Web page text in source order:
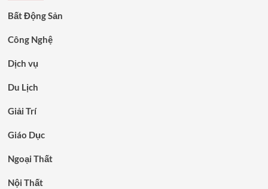
Bất Động Sản
Công Nghệ
Dịch vụ
Du Lịch
Giải Trí
Giáo Dục
Ngoại Thất
Nội Thất